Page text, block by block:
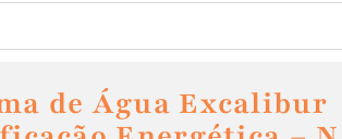
de Água Excalibur